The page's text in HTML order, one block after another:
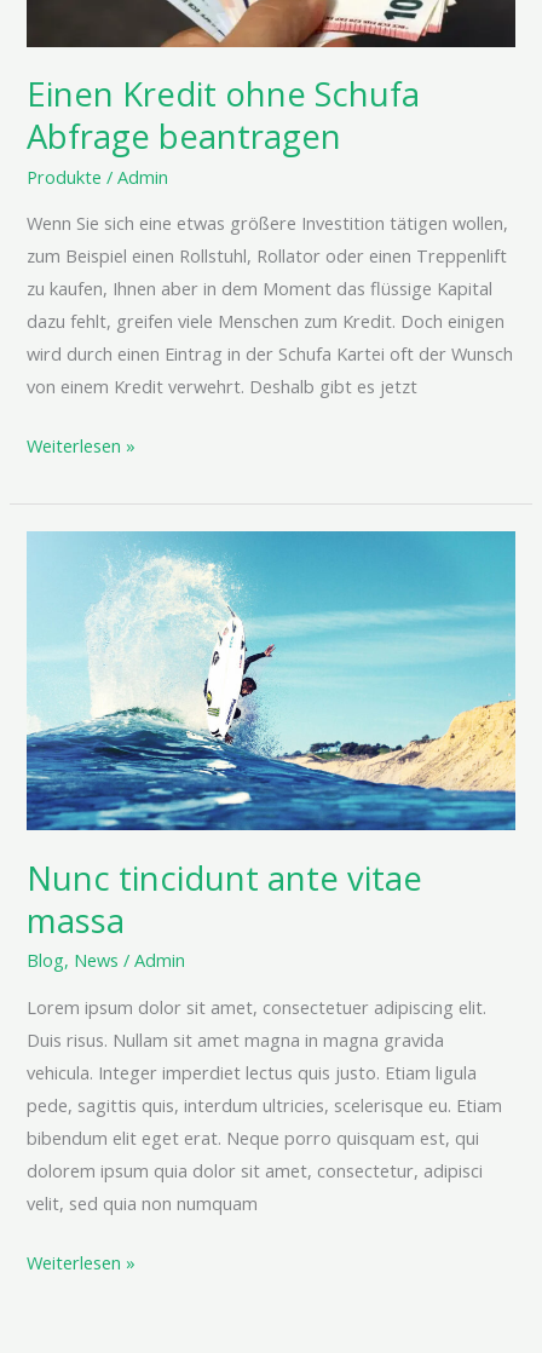
Einen Kredit ohne Schufa
Abfrage beantragen
Produkte /Admin
Wenn Sie sich eine etwas größere Investition tätigen wollen,
zum Beispiel einen Rollstuhl, Rollator oder einen Treppenlift
zu kaufen, Ihnen aber in dem Moment das flüssige Kapital
dazu fehlt, greifen viele Menschen zum Kredit. Doch einigen
wird durch einen Eintrag in der Schufa Kartei oft der Wunsch
von einem Kredit verwehrt. Deshalb gibt es jetzt
beantragen
Weiterlesen »
Nunc tincidunt ante vitae
massa
Blog, News /Admin
Lorem ipsum dolor sit amet, consectetuer adipiscing elit.
Duis risus. Nullam sit amet magna in magna gravida
vehicula. Integer imperdiet lectus quis justo. Etiam ligula
pede, sagittis quis, interdum ultricies, scelerisque eu. Etiam
bibendum elit eget erat. Neque porro quisquam est, qui
dolorem ipsum quia dolor sit amet, consectetur, adipisci
velit, sed quia non numquam
Weiterlesen »